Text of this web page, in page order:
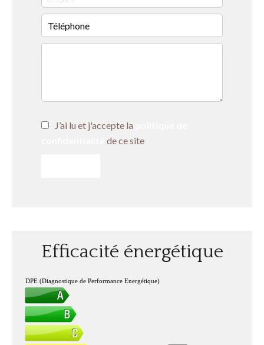
J’ai lu et j'accepte la
de ce site
Efficacité énergétique
DPE (Diagnostique de Performance Energétique)